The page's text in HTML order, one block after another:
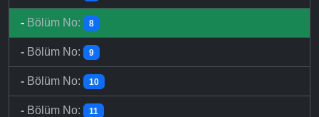
- Bölüm No: 8
- Bölüm No: 9
- Bölüm No: 10
- Bölüm No: 11